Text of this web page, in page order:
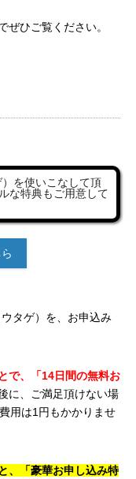
ぜひご覧ください。
を使いこなして頂
な特典もご用意して
タゲ）を、お申込み
で、「14日間の無料お
に、ご満足頂けない場
用は1円もかかりませ
、「豪華お申し込み特